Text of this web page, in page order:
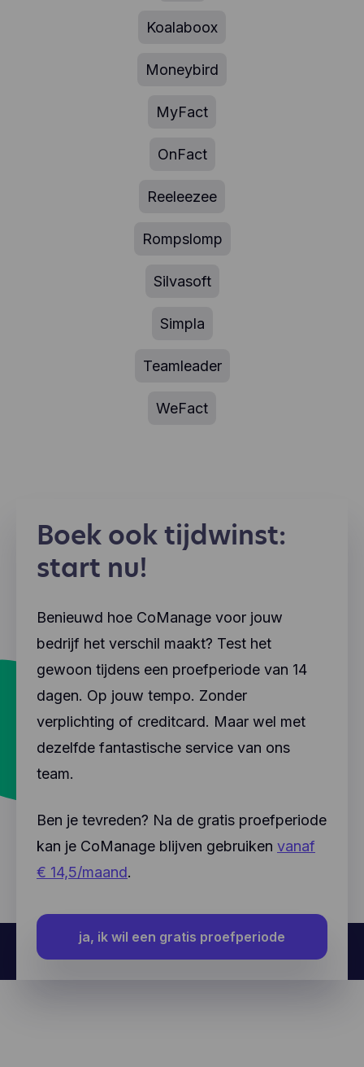
Koalaboox
Moneybird
MyFact
OnFact
Reeleezee
Rompslomp
Silvasoft
Simpla
Teamleader
WeFact
Boek ook tijdwinst:
start nu!
Benieuwd hoe CoManage voor jouw
bedrijf het verschil maakt? Test het
gewoon tijdens een proefperiode van 14
dagen. Op jouw tempo. Zonder
verplichting of creditcard. Maar wel met
dezelfde fantastische service van ons
team.
Ben je tevreden? Na de gratis proefperiode
kan je CoManage blijven gebruiken vanaf
€ 14,5/maand.
ja, ik wil een gratis proefperiode